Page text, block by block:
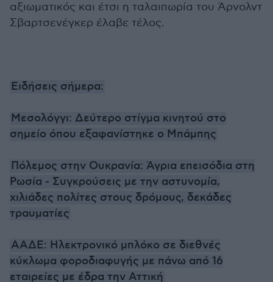
αξιωματικός και έτσι η ταλαιπωρία του Άρνολντ
Σβαρτσενέγκερ έλαβε τέλος.
Ειδήσεις σήμερα:
Μεσολόγγι: Δεύτερο στίγμα κινητού στο
σημείο όπου εξαφανίστηκε ο Μπάμπης
Πόλεμος στην Ουκρανία: Άγρια επεισόδια στη
Ρωσία - Συγκρούσεις με την αστυνομία,
χιλιάδες πολίτες στους δρόμους, δεκάδες
τραυματίες
ΑΑΔΕ: Ηλεκτρονικό μπλόκο σε διεθνές
κύκλωμα φοροδιαφυγής με πάνω από 16
εταιρείες με έδρα την Αττική